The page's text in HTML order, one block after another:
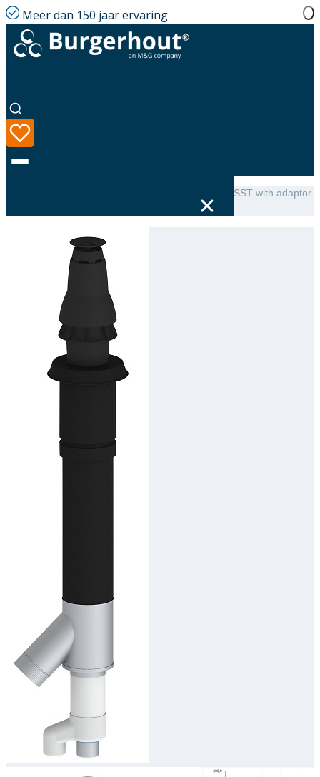
Meer dan 150 jaar ervaring
Assortiment
Oplossingen
Downloads
Academy
Contact
Roof terminal Skyline Combi SST with adaptor